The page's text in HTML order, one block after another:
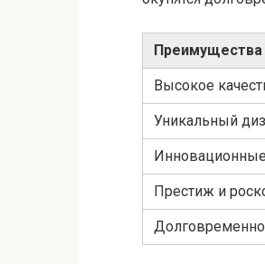
Преимущества
Высокое
Уникальный
Престиж и